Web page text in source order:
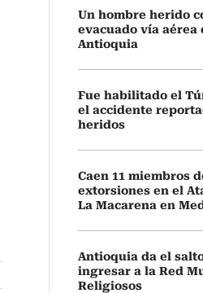
Un hombre herido
evacuado vía aérea
Antioquia
Fue habilitado el
el accidente
heridos
Caen 11 miembros
extorsiones en el
La Macarena en
Antioquia da el
ingresar a la Red
Religiosos